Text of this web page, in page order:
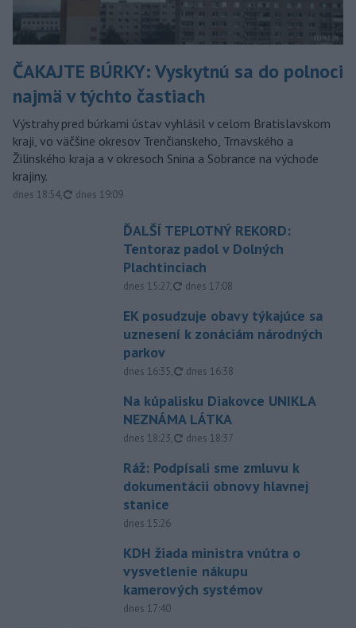
ČAKAJTE BÚRKY: Vyskytnú sa do polnoci
najmä v týchto častiach
Výstrahy pred búrkami ústav vyhlásil v celom Bratislavskom
kraji, vo väčšine okresov Trenčianskeho, Trnavského a
Žilinského kraja a v okresoch Snina a Sobrance na východe
krajiny.
dnes 18:54, aktualizované
dnes 19:09
ĎALŠÍ TEPLOTNÝ REKORD:
Tentoraz padol v Dolných
Plachtinciach
dnes 15:27, aktualizované
dnes 17:08
EK posudzuje obavy týkajúce sa
uznesení k zonáciám národných
parkov
dnes 16:35, aktualizované
dnes 16:38
Na kúpalisku Diakovce UNIKLA
NEZNÁMA LÁTKA
dnes 18:23, aktualizované
dnes 18:37
Ráž: Podpísali sme zmluvu k
dokumentácii obnovy hlavnej
stanice
dnes 15:26
KDH žiada ministra vnútra o
vysvetlenie nákupu
kamerových systémov
dnes 17:40